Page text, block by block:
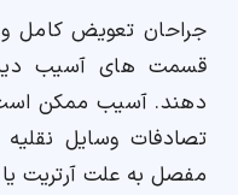
جراحان تعویض کامل
قسمت های آسیب
دهند. آسیب ممکن است
تصادفات وسایل
مفصل به علت آرتریت